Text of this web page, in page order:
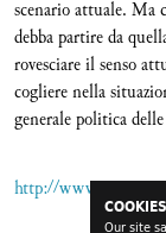
Our site
scenario attuale. Ma
debba partire da
rovesciare il senso
cogliere nella
generale politica
http://